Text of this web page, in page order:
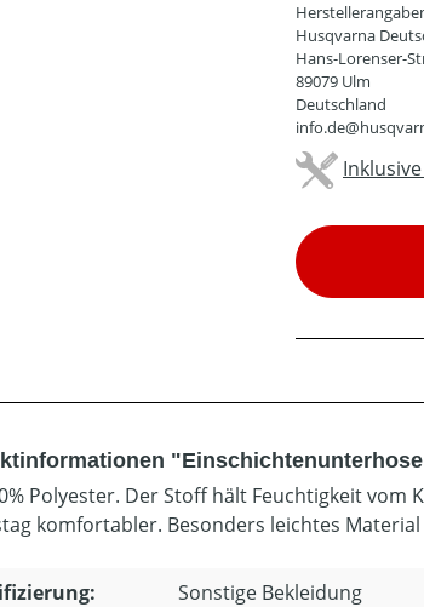
Husqvarna
Hans-Lorenser-
89079 Ulm
Deutschland
Polyester. Der Stoff hält Feuchtigkeit
komfortabler. Besonders leichtes Material
Sonstige Bekleidung